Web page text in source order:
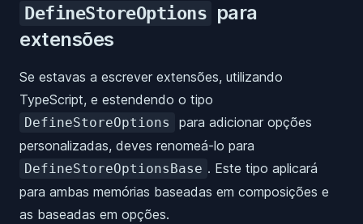
DefineStoreOptions para
extensões
Se estavas a escrever extensões, utilizando
TypeScript, e estendendo o tipo
DefineStoreOptions
para adicionar opções
personalizadas, deves renomeá-lo para
DefineStoreOptionsBase . Este tipo aplicará
para ambas memórias baseadas em composições e
as baseadas em opções.